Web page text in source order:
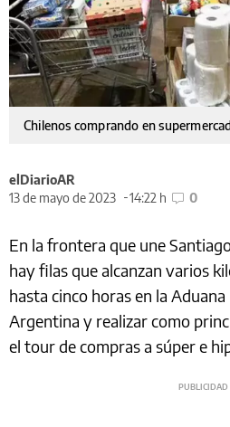
Chilenos comprando en
elDiarioAR
13 de mayo de 2023
14:22 h 0
En la frontera que une
hay filas que alcanzan varios
hasta cinco horas en la
Argentina y realizar como
el tour de compras a súper e